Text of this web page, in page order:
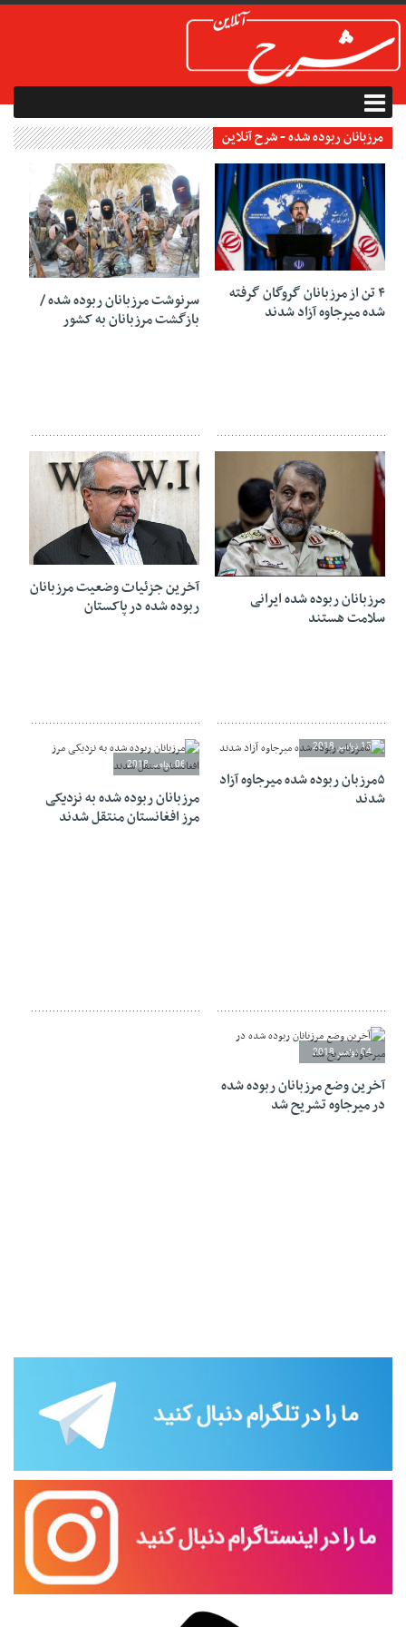
مرزبانان ربوده شده - شرح آنلاین
21 مارس 2019
۴ تن از مرزبانان گروگان گرفته
شده میرجاوه آزاد شدند
17 مارس 2019
سرنوشت مرزبانان ربوده شده /
بازگشت مرزبانان به کشور
24 ژانویه 2019
مرزبانان ربوده شده ایرانی
سلامت هستند
آخرین جزئیات وضعیت مرزبانان
ربوده شده در پاکستان
15 نوامبر 2018
۵مرزبان ربوده شده میرجاوه آزاد
شدند
06 نوامبر 2018
مرزبانان ربوده شده به نزدیکی
مرز افغانستان منتقل شدند
04 نوامبر 2018
آخرین وضع مرزبانان ربوده شده‌
در میرجاوه تشریح شد